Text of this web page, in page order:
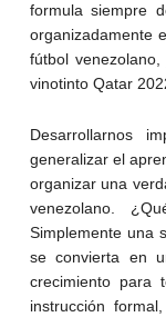
formula siempre
organizadamente
fútbol
vinotinto Qatar
Desarrollarnos
generalizar el
organizar una
venezolano.
Simplemente una
se convierta en
crecimiento para
instrucción